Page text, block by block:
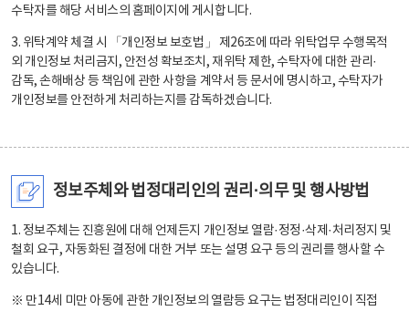
수탁자를 해당 서비스의 홈페이지에 게시합니다.
3. 위탁계약 체결 시 「개인정보 보호법」 제26조에 따라 위탁업무 수행목적
외 개인정보 처리금지, 안전성 확보조치, 재위탁 제한, 수탁자에 대한 관리·
감독, 손해배상 등 책임에 관한 사항을 계약서 등 문서에 명시하고, 수탁자가
개인정보를 안전하게 처리하는지를 감독하겠습니다.
정보주체와 법정대리인의 권리·의무 및 행사방법
1. 정보주체는 진흥원에 대해 언제든지 개인정보 열람·정정·삭제·처리정지 및
철회 요구, 자동화된 결정에 대한 거부 또는 설명 요구 등의 권리를 행사할 수
있습니다.
※ 만14세 미만 아동에 관한 개인정보의 열람등 요구는 법정대리인이 직접